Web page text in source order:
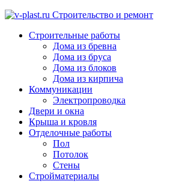
v-plast.ru Строительство и ремонт
Строительные работы
Дома из бревна
Дома из бруса
Дома из блоков
Дома из кирпича
Коммуникации
Электропроводка
Двери и окна
Крыша и кровля
Отделочные работы
Пол
Потолок
Стены
Стройматериалы